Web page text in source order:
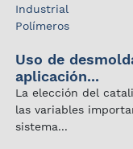
Industrial
Polímeros
Uso de
aplicación...
La elección del
las variables
sistema...